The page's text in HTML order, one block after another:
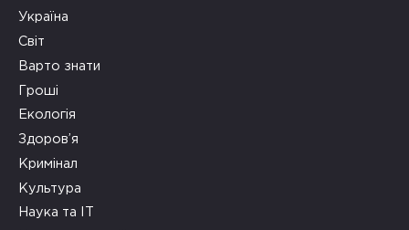
Україна
Світ
Варто знати
Гроші
Екологія
Здоров’я
Кримінал
Культура
Наука та ІТ